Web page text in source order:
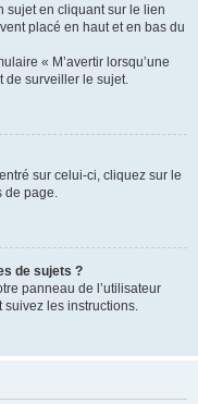
sujet en cliquant sur le lien
placé en haut et en bas du
« M’avertir lorsqu’une
de surveiller le sujet.
sur celui-ci, cliquez sur le
de page.
de sujets ?
panneau de l’utilisateur
suivez les instructions.